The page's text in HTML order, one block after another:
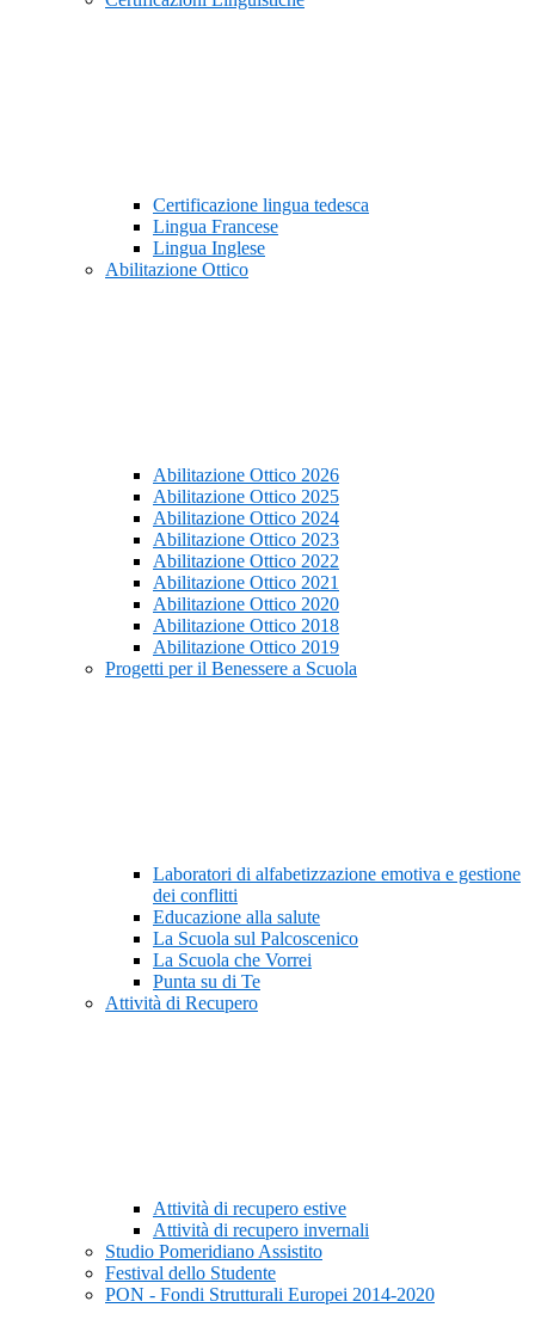
Certificazione lingua tedesca
Lingua Francese
Lingua Inglese
Abilitazione Ottico
Abilitazione Ottico 2026
Abilitazione Ottico 2025
Abilitazione Ottico 2024
Abilitazione Ottico 2023
Abilitazione Ottico 2022
Abilitazione Ottico 2021
Abilitazione Ottico 2020
Abilitazione Ottico 2018
Abilitazione Ottico 2019
Progetti per il Benessere a Scuola
Laboratori di alfabetizzazione emotiva e gestione
dei conflitti
Educazione alla salute
La Scuola sul Palcoscenico
La Scuola che Vorrei
Punta su di Te
Attività di Recupero
Attività di recupero estive
Attività di recupero invernali
Studio Pomeridiano Assistito
Festival dello Studente
PON - Fondi Strutturali Europei 2014-2020